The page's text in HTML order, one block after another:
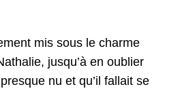
mis sous le charme
jusqu’à en oubli­er
nu et qu’il fal­lait se